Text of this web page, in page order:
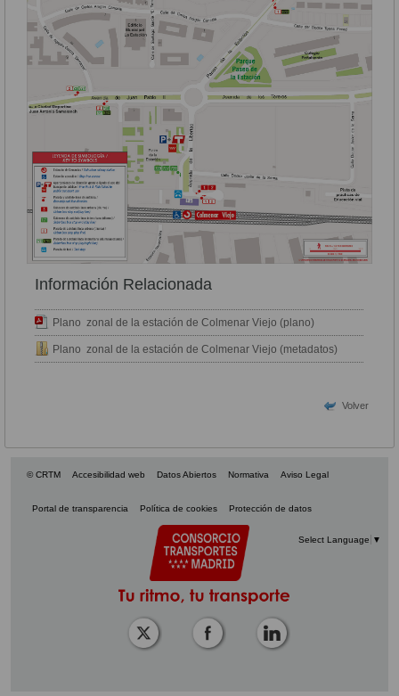
Información Relacionada
Plano zonal de la estación de Colmenar Viejo (plano)
Plano zonal de la estación de Colmenar Viejo (metadatos)
Volver
© CRTM Accesibilidad web Datos Abiertos Normativa Aviso Legal
Portal de transparencia Política de cookies Protección de datos
Select Language ▼